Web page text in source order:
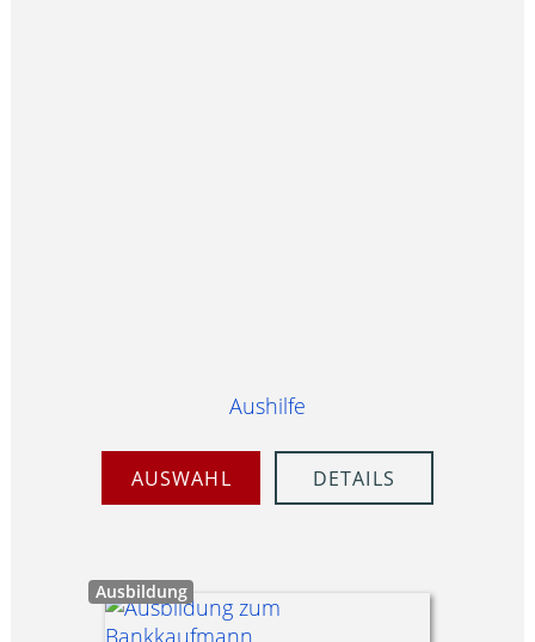
Aushilfe
AUSWAHL DETAILS
Ausbildung